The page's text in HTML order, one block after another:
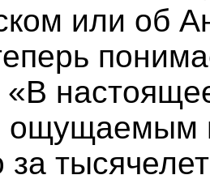
или об
«В
ощущаемым
за